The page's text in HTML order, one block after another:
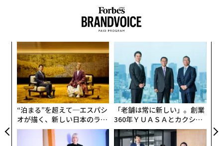
advertisement
米国時間4月、イランの新たな最高指導者モジュタバ・
ハメネイの顧問であるアリ・アクバル・ベラヤティは、X
で、米国の反対勢力が「バブ・エル・マン
デブ海峡をホルムズと同様に見ている」と述べた。ホル
ムズ海峡は主要な石油輸送ルートであり、戦争開始後に
イランが事実上封鎖し、米国は4月に封鎖を開始した。
“泊まる”を超えて─エスパシ
オが描く、新しい日本のラグ
ジュアリー（中編）
「老舗は常に新しい」。創業
360年ＹＵＡＳＡとカクシン
CEO田尻望が語る、AIを超え
る人の価値